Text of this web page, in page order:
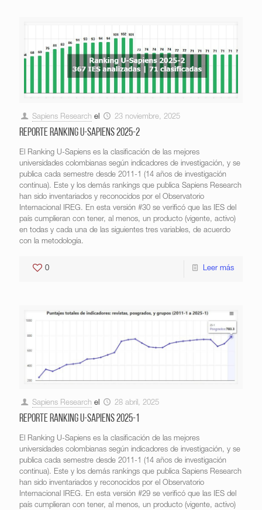
Sapiens Research el 23 noviembre, 2025
Reporte Ranking U-Sapiens 2025-2
El Ranking U-Sapiens es la clasificación de las mejores
universidades colombianas según indicadores de investigación, y se
publica cada semestre desde 2011-1 (14 años de investigación
continua). Este y los demás rankings que publica Sapiens Research
han sido inventariados y reconocidos por el Observatorio
Internacional IREG. En esta versión #30 se verificó que las IES del
país cumplieran con tener, al menos, un producto (vigente, activo)
en todas y cada una de las siguientes tres variables, de acuerdo
con la metodología.
0 Leer más
Sapiens Research el 28 abril, 2025
Reporte Ranking U-Sapiens 2025-1
El Ranking U-Sapiens es la clasificación de las mejores
universidades colombianas según indicadores de investigación, y se
publica cada semestre desde 2011-1 (14 años de investigación
continua). Este y los demás rankings que publica Sapiens Research
han sido inventariados y reconocidos por el Observatorio
Internacional IREG. En esta versión #29 se verificó que las IES del
país cumplieran con tener, al menos, un producto (vigente, activo)